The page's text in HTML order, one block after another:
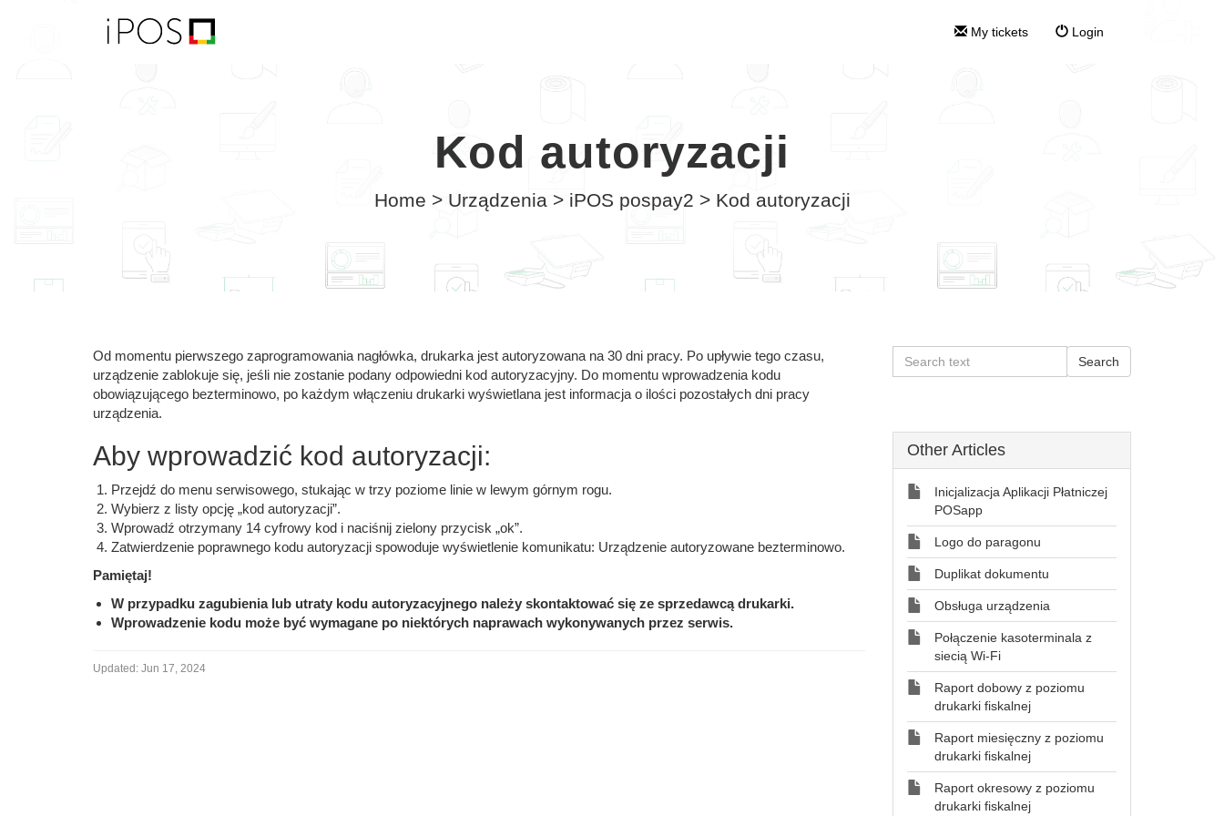
My tickets Login
Kod autoryzacji
Home > Urządzenia > iPOS pospay2 > Kod autoryzacji
Od momentu pierwszego zaprogramowania nagłówka, drukarka jest autoryzowana na 30 dni pracy. Po upływie tego czasu,
urządzenie zablokuje się, jeśli nie zostanie podany odpowiedni kod autoryzacyjny. Do momentu wprowadzenia kodu
obowiązującego bezterminowo, po każdym włączeniu drukarki wyświetlana jest informacja o ilości pozostałych dni pracy
urządzenia.
Aby wprowadzić kod autoryzacji:
Przejdź do menu serwisowego, stukając w trzy poziome linie w lewym górnym rogu.
Wybierz z listy opcję „kod autoryzacji”.
Wprowadź otrzymany 14 cyfrowy kod i naciśnij zielony przycisk „ok”.
Zatwierdzenie poprawnego kodu autoryzacji spowoduje wyświetlenie komunikatu: Urządzenie autoryzowane bezterminowo.
Pamiętaj!
W przypadku zagubienia lub utraty kodu autoryzacyjnego należy skontaktować się ze sprzedawcą drukarki.
Wprowadzenie kodu może być wymagane po niektórych naprawach wykonywanych przez serwis.
Updated: Jun 17, 2024
Other Articles
Inicjalizacja Aplikacji Płatniczej
POSapp
Logo do paragonu
Duplikat dokumentu
Obsługa urządzenia
Połączenie kasoterminala z
siecią Wi-Fi
Raport dobowy z poziomu
drukarki fiskalnej
Raport miesięczny z poziomu
drukarki fiskalnej
Raport okresowy z poziomu
drukarki fiskalnej